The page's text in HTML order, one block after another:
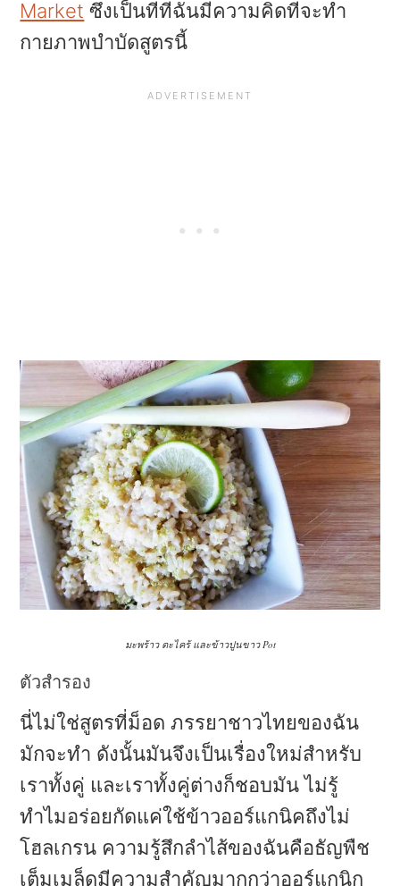
a
t
a
r
Market ซึ่งเป็นที่ที่ฉันมีความคิดที่จะทำ
กายภาพบำบัดสูตรนี้
มะพร้าว ตะไคร้ และข้าวปูนขาว Pot
ตัวสำรอง
นี่ไม่ใช่สูตรที่ม็อด ภรรยาชาวไทยของฉัน
มักจะทำ ดังนั้นมันจึงเป็นเรื่องใหม่สำหรับ
เราทั้งคู่ และเราทั้งคู่ต่างก็ชอบมัน ไม่รู้
ทำไมอร่อยกัดแค่ใช้ข้าวออร์แกนิคถึงไม่
โฮลเกรน ความรู้สึกลำไส้ของฉันคือธัญพืช
เต็มเมล็ดมีความสำคัญมากกว่าออร์แกนิก